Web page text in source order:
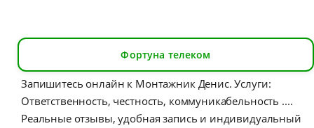
Фортуна телеком
Запишитесь онлайн к Монтажник Денис. Услуги:
Ответственность, честность, коммуникабельность ....
Реальные отзывы, удобная запись и индивидуальный